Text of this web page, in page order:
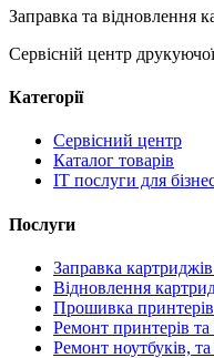
Заправка та відновлення
Сервісній центр
Категорії
Сервісний центр
Каталог товарів
IT послуги для
Послуги
Заправка
Відновлення
Прошивка принтерів
Ремонт принтерів
Ремонт ноутбуків,